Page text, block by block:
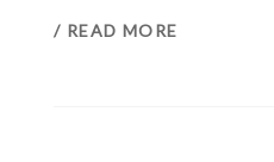
/ READ MORE